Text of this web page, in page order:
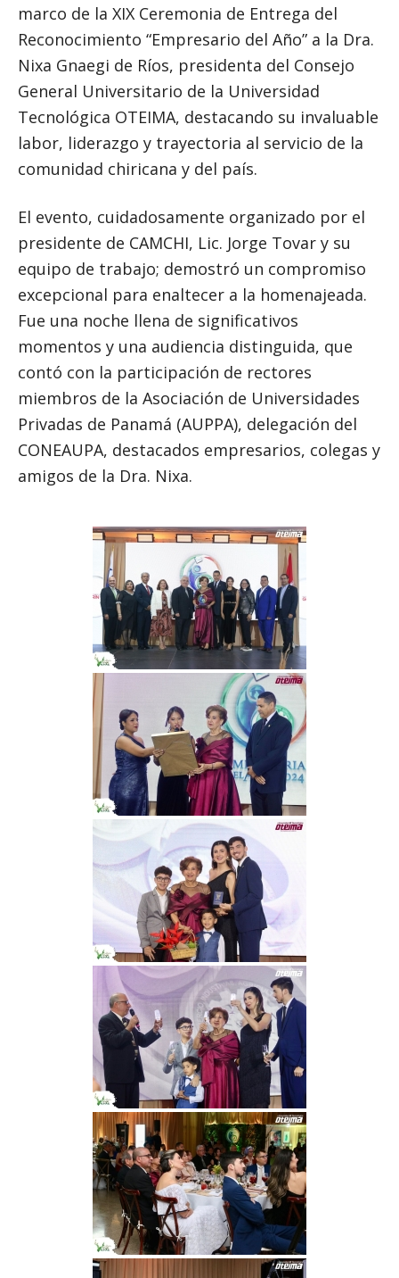
marco de la XIX Ceremonia de Entrega del
Reconocimiento “Empresario del Año” a la Dra.
Nixa Gnaegi de Ríos, presidenta del Consejo
General Universitario de la Universidad
Tecnológica OTEIMA, destacando su invaluable
labor, liderazgo y trayectoria al servicio de la
comunidad chiricana y del país.
El evento, cuidadosamente organizado por el
presidente de CAMCHI, Lic. Jorge Tovar y su
equipo de trabajo; demostró un compromiso
excepcional para enaltecer a la homenajeada.
Fue una noche llena de significativos
momentos y una audiencia distinguida, que
contó con la participación de rectores
miembros de la Asociación de Universidades
Privadas de Panamá (AUPPA), delegación del
CONEAUPA, destacados empresarios, colegas y
amigos de la Dra. Nixa.